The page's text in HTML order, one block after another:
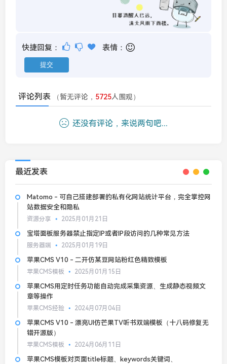
快捷回复： 表情：
评论列表 （暂无评论， 5725人围观）
还没有评论，来说两句吧...
最近发表
Matomo - 可自己搭建部署的私有化网站统计平台，完全掌控网
站数据安全和隐私
资源分享 2025月01月21日
宝塔面板服务器禁止指定IP或者IP段访问的几种常见方法
服务器端 2025月01月19日
苹果CMS V10 - 二开仿某豆网站粉红色精致模板
苹果CMS模板 2025月01月15日
苹果CMS用定时任务功能自动完成采集资源、生成静态视频文
章等操作
苹果CMS经验 2024月07月04日
苹果CMS V10 - 漂亮UI仿芒果TV听书双端模板（十八码修复无
错开源版）
苹果CMS模板 2024月06月11日
苹果CMS模板对页面title标题、keywords关键词、